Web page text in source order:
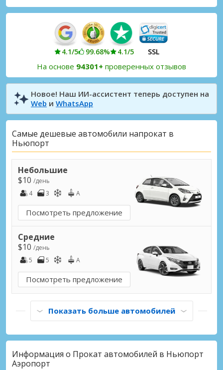
4.1/5 99.68% 4.1/5 SSL
На основе 94301+ проверенных отзывов
Новое! Наш ИИ-ассистент теперь доступен на
Web и WhatsApp
Самые дешевые автомобили напрокат в
Ньюпорт
Небольшие
$10 /день
4
3 A
Посмотреть предложение
Средние
$10 /день
5
5 A
Посмотреть предложение
Показать больше автомобилей
Информация о Прокат автомобилей в Ньюпорт
Аэропорт